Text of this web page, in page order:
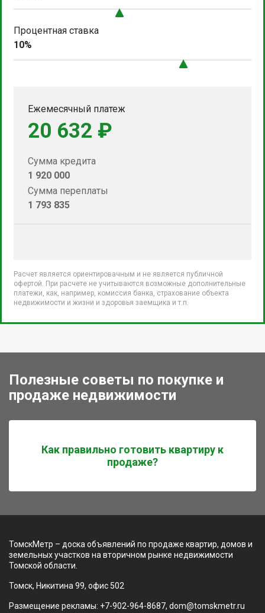
Процентная ставка
10%
Ежемесячный платеж
20 632 ₽
Сумма кредита
1 920 000
Сумма переплаты
1 793 835
Расчет является ориентировачным и не является публичной
офертой. При расчете не учитываются возможные дополнительные
платежи, как, например, комиссия банка, страхование объекта
недвижимости и жизни и здоровья заемщика и т.п.
Полезные советы по покупке и
продаже недвижимости
Как правильно готовить квартиру к
продаже?
ТомскМетр – доска объявлений по продаже квартир, домов и
земельных участков на вторичном рынке недвижимости
Томской области.
Томск, Никитина 99, офис 502
Размещение рекламы: +7-902-964-8687, dom@tomskmetr.ru